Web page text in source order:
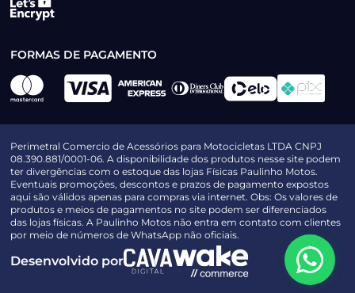
FORMAS DE PAGAMENTO
Perimetral Comercio de Acessórios para Motocicletas LTDA CNPJ
08.390.881/0001-06. A disponibilidade dos produtos nesse site podem
ter divergências com o estoque das lojas Físicas Paulinho Motos.
Eventuais promoções, descontos e prazos de pagamento expostos
aqui são válidos apenas para compras via internet. Obs: Os valores de
produtos e meios de pagamentos no site podem ser diferenciados
das lojas físicas. A Paulinho Motos não entra em contato com clientes
por meio de números de WhatsApp não oficiais.
Desenvolvido por